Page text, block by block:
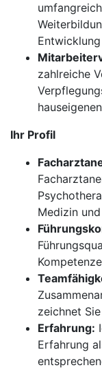
zahlreiche
Ihr Profil
Medizin
zeichnet
Erfahrung:
Erfahrung